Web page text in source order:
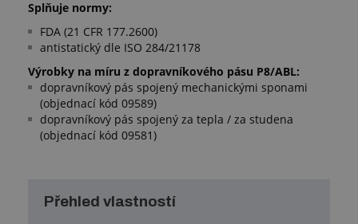
Splňuje normy:
FDA (21 CFR 177.2600)
antistatický dle ISO 284/21178
Výrobky na míru z dopravníkového pásu P8/ABL:
dopravníkový pás spojený mechanickými sponami
(objednací kód 09589)
dopravníkový pás spojený za tepla / za studena
(objednací kód 09581)
Přehled vlastností